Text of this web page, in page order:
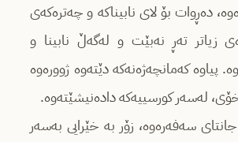
دەڕوات بۆ لای نابیناکە و چەترەکەی
زیاتر تەڕ نەبێت و لەگەڵ نابینا و
پیاوە کەمانچەژەنەکە دێتەوە ژوورەوە
لەسەر کورسییەکە دادەنیشێتەوە.
سەفەرەوە، زۆر بە خێرایی بەسەر